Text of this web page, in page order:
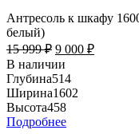
Антресоль к шкафу
белый)
15 999₽ 9 000 ₽
В наличии
Глубина514
Ширина1602
Высота458
Подробнее